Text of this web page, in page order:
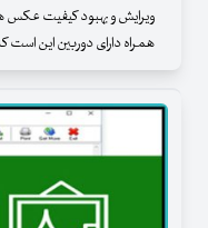
ویرایش و بهبود کیفیت عکس
همراه دارای دوربین این